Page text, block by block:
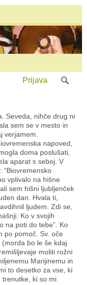
Prijava
Seveda, nihče drug ni
sem se v mesto in
verjamem.
napoved,
doma poslušati,
aparat s seboj. V
“Biovremensko
vplivalo na hišne
sem hišni ljubljenček
dan. Hvala ti,
ljudem. Zdi se,
Ko v svojih
na poti do tebe”. Ko
po pomoč. Sv. oče
bo le še kdaj
moliti rožni
Marijinemu in
to desetko za vse, ki
ki so mi